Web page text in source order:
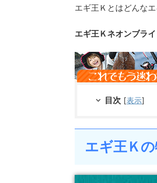
エギ王Ｋとはどんな
エギ王Ｋネオンブライ
目次 [表示]
エギ王Ｋ